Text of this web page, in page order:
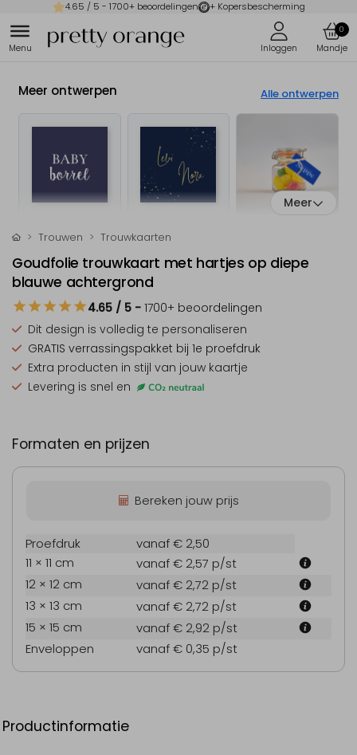
4.65 / 5 - 1700+ beoordelingen + Kopersbescherming
0
Meer ontwerpen Alle ontwerpen
Meer
Trouwen Trouwkaarten
Goudfolie trouwkaart met hartjes op diepe
blauwe achtergrond
4.65 / 5 - 1700+ beoordelingen
Dit design is volledig te personaliseren
GRATIS verrassingspakket bij 1e proefdruk
Extra producten in stijl van jouw kaartje
Levering is snel en
Formaten en prijzen
Bereken jouw prijs
Proefdruk
vanaf € 2,50
11 × 11 cm
vanaf € 2,57 p/st
12 × 12 cm
vanaf € 2,72 p/st
13 × 13 cm
vanaf € 2,72 p/st
15 × 15 cm
vanaf € 2,92 p/st
Enveloppen
vanaf € 0,35 p/st
Productinformatie